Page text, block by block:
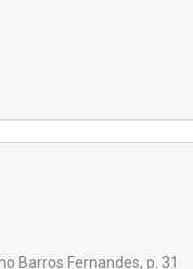
Barros Fernandes, p. 31